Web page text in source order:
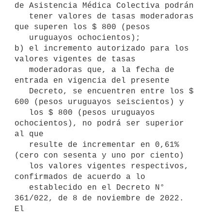
de Asistencia Médica Colectiva podrán
que superen los $ 800 (pesos
b) el incremento autorizado para los
valores vigentes de tasas
entrada en vigencia del presente
600 (pesos uruguayos seiscientos) y
ochocientos), no podrá ser superior
al que
(cero con sesenta y uno por ciento)
confirmados de acuerdo a lo
361/022, de 8 de noviembre de 2022.
El